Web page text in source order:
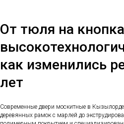
От тюля на
как изменились
лет
Современные двери москитные в
деревянных рамок с марлей до